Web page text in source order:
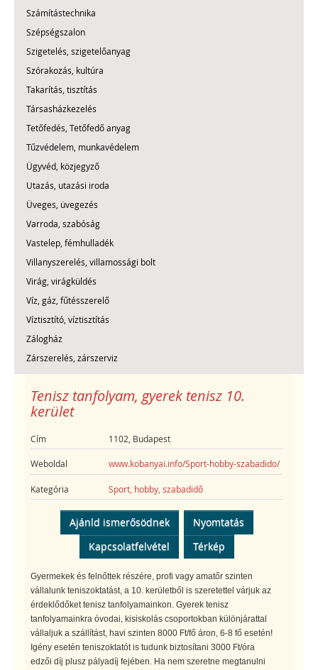
Számítástechnika
Szépségszalon
Szigetelés, szigetelőanyag
Szórakozás, kultúra
Takarítás, tisztítás
Társasházkezelés
Tetőfedés, Tetőfedő anyag
Tűzvédelem, munkavédelem
Ügyvéd, közjegyző
Utazás, utazási iroda
Üveges, üvegezés
Varroda, szabóság
Vastelep, fémhulladék
Villanyszerelés, villamossági bolt
Virág, virágküldés
Víz, gáz, fűtésszerelő
Víztisztító, víztisztítás
Zálogház
Zárszerelés, zárszerviz
Tenisz tanfolyam, gyerek tenisz 10.
kerület
Cím 1102, Budapest
Weboldal www.kobanyai.info/Sport-hobby-szabadido/
Kategória Sport, hobby, szabadidő
Ajánld ismerősödnek
Nyomtatás
Kapcsolatfelvétel
Térkép
Gyermekek és felnőttek részére, profi vagy amatőr szinten
vállalunk teniszoktatást, a 10. kerületből is szeretettel várjuk az
érdeklődőket tenisz tanfolyamainkon. Gyerek tenisz
tanfolyamainkra óvodai, kisiskolás csoportokban különjárattal
vállaljuk a szállítást, havi szinten 8000 Ft/fő áron, 6-8 fő esetén!
Igény esetén teniszoktatót is tudunk biztosítani 3000 Ft/óra
edzői díj plusz pályadíj fejében. Ha nem szeretne megtanulni